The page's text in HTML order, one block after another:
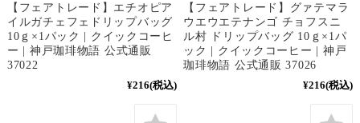
【フェアトレード】エチオピア
イルガチェフェドリップバッグ
10ｇ×1パック | クイックコーヒ
ー | 神戸珈琲物語 公式通販
37022
¥216(税込)
【フェアトレード】グァテマラ
ウエウエテナンゴ チョフスニ
ル村 ドリップバッグ 10ｇ×1パ
ック | クイックコーヒー | 神戸
珈琲物語 公式通販 37026
¥216(税込)